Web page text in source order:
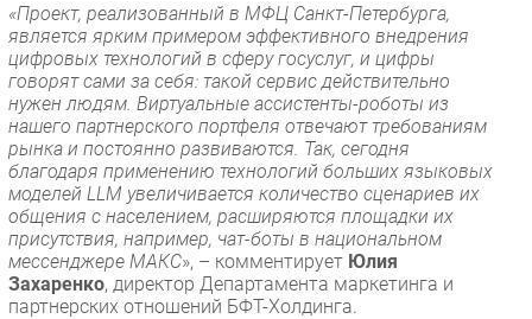
«Проект, реализованный в МФЦ Санкт-Петербурга,
является ярким примером эффективного внедрения
цифровых технологий в сферу госуслуг, и цифры
говорят сами за себя: такой сервис действительно
нужен людям. Виртуальные ассистенты-роботы из
нашего партнерского портфеля отвечают требованиям
рынка и постоянно развиваются. Так, сегодня
благодаря применению технологий больших языковых
моделей LLM увеличивается количество сценариев их
общения с населением, расширяются площадки их
присутствия, например, чат-боты в национальном
мессенджере МАКС», – комментирует Юлия
Захаренко, директор Департамента маркетинга и
партнерских отношений БФТ-Холдинга.